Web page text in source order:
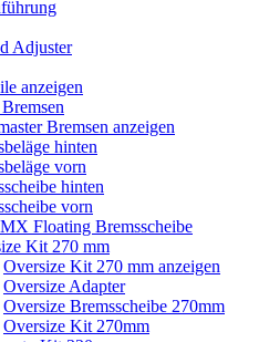
Adjuster
anzeigen
Bremsen anzeigen
hinten
vorn
hinten
vorn
Floating Bremsscheibe
Kit 270 mm
Oversize Kit 270 mm anzeigen
Oversize Adapter
Oversize Bremsscheibe 270mm
Oversize Kit 270mm